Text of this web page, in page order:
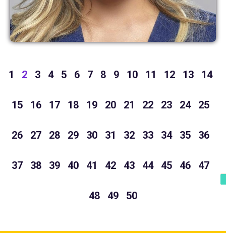
1 2 3 4 5 6 7 8 9 10 11 12 13 14
15 16 17 18 19 20 21 22 23 24 25
26 27 28 29 30 31 32 33 34 35 36
37 38 39 40 41 42 43 44 45 46 47
48 49 50